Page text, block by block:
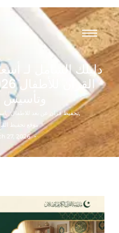
دليلك الشامل لـ
تحفيظ قران عن بعد للاطفال,
موقع تحفيظ
27, 2026 -